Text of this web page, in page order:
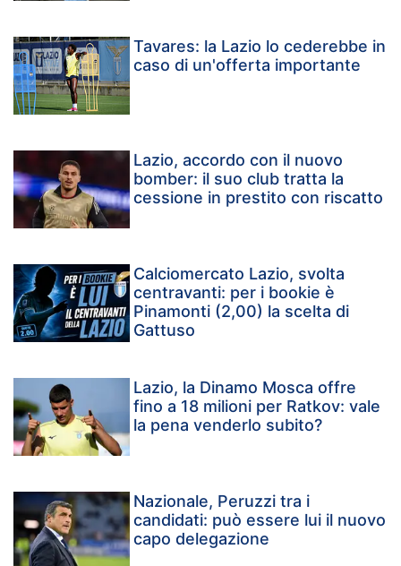
Tavares: la Lazio lo cederebbe in
caso di un'offerta importante
Lazio, accordo con il nuovo
bomber: il suo club tratta la
cessione in prestito con riscatto
Calciomercato Lazio, svolta
centravanti: per i bookie è
Pinamonti (2,00) la scelta di
Gattuso
Lazio, la Dinamo Mosca offre
fino a 18 milioni per Ratkov: vale
la pena venderlo subito?
Nazionale, Peruzzi tra i
candidati: può essere lui il nuovo
capo delegazione